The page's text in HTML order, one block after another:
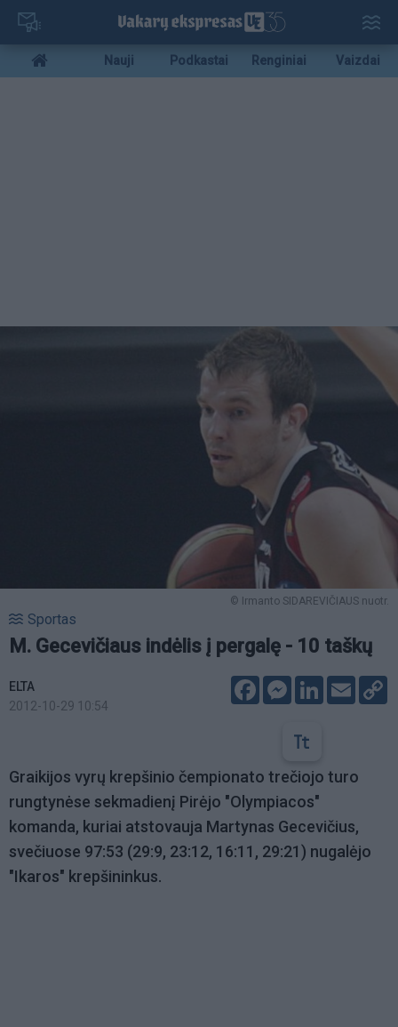
Pereiti
pagrindinį
turinį
Mobile
menu
Nauji Podkastai Renginiai Vaizdai
© Irmanto SIDAREVIČIAUS nuotr.
Sportas
M. Gecevičiaus indėlis į pergalę - 10 taškų
ELTA
2012-10-29 10:54
FacebookMessenger
LinkedIn
Email
Graikijos vyrų krepšinio čempionato trečiojo turo
rungtynėse sekmadienį Pirėjo "Olympiacos"
komanda, kuriai atstovauja Martynas Gecevičius,
svečiuose 97:53 (29:9, 23:12, 16:11, 29:21) nugalėjo
"Ikaros" krepšininkus.